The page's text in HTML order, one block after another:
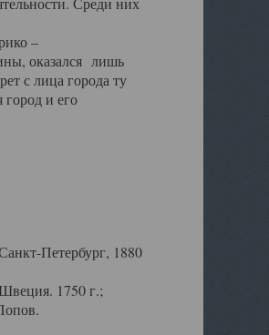
–
оказался лишь
с лица города ту
и его
Петербург, 1880
1750 г.;